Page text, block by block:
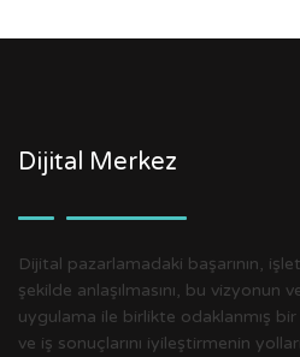
Dijital Merkez
Dijital pazarlamadaki başarının,
şekilde anlaşılmasını, bu vizyonun
uygulama ile birlikte odaklanmış
ve iş sonuçlarını iyileştirmenin